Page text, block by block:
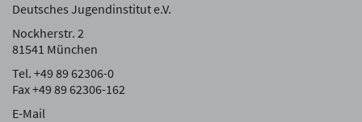
Deutsches Jugendinstitut e.V.
Nockherstr. 2
81541 München
Tel. +49 89 62306-0
Fax +49 89 62306-162
E-Mail